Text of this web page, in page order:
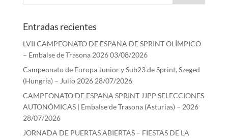
Entradas recientes
LVII CAMPEONATO DE ESPAÑA DE SPRINT OLÍMPICO
– Embalse de Trasona 202603/08/2026
Campeonato de Europa Junior y Sub23 de Sprint, Szeged
(Hungría) – Julio 2026 28/07/2026
CAMPEONATO DE ESPAÑA SPRINT JJPP SELECCIONES
AUTONÓMICAS | Embalse de Trasona (Asturias) – 2026
28/07/2026
JORNADA DE PUERTAS ABIERTAS – FIESTAS DE LA